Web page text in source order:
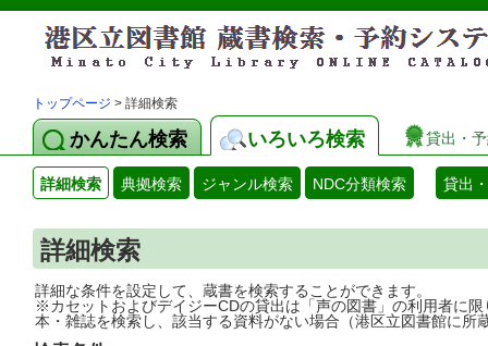
トップページ > 詳細検索
かんたん検索 いろいろ検索 貸出・
詳細検索 典拠検索 ジャンル検索 NDC分類検索 貸出
詳細検索
詳細な条件を設定して、蔵書を検索することができます。
※カセットおよびデイジーCDの貸出は「声の図書」の利用者に限
本・雑誌を検索し、該当する資料がない場合（港区立図書館に所